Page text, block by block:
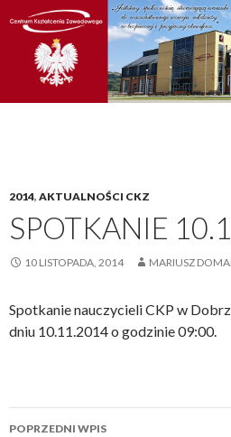
2014, AKTUALNOŚCI CKZ
SPOTKANIE
10 LISTOPADA, 2014 MARIUSZ
Spotkanie nauczycieli CKP w
dniu 10.11.2014 o godzinie 09:00.
Nawigacja
POPRZEDNI WPIS